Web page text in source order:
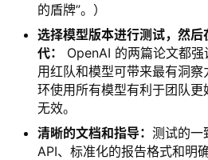
的盾牌”。）
选择模型版本进行测试，然
代：
OpenAI 的两篇论文都
用红队和模型可带来最有洞
环使用所有模型有利于团队
无效。
清晰的文档和指导： 测试的一
API、标准化的报告格式和明